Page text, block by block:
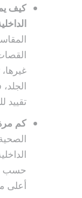
كيف
تقييد
كم
حسب
أعلى